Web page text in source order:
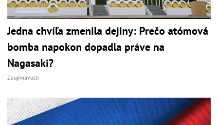
Jedna chvíľa zmenila dejiny: Prečo atómová
bomba napokon dopadla práve na
Nagasaki?
Zaujímavosti